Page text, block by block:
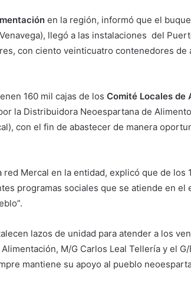
en la región, informó que el
llegó a las instalaciones del
con ciento veinticuatro contenedores de
160 mil cajas de los Comité Locales de
la Distribuidora Neoespartana de
con el fin de abastecer de manera
Mercal en la entidad, explicó que de los
programas sociales que se atiende en el
lazos de unidad para atender a los
M/G Carlos Leal Tellería y el
mantiene su apoyo al pueblo